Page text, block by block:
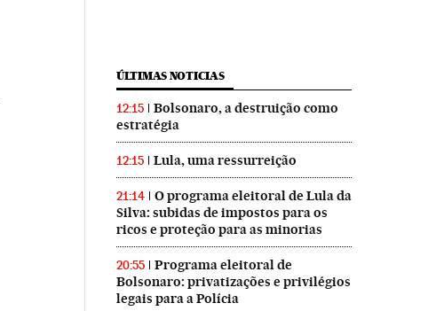
ÚLTIMAS NOTICIAS
12:15
Bolsonaro, a destruição como
estratégia
12:15 Lula, uma ressurreição
21:14
O programa eleitoral de Lula da
Silva: subidas de impostos para os
ricos e proteção para as minorias
20:55
Programa eleitoral de
Bolsonaro: privatizações e privilégios
legais para a Polícia